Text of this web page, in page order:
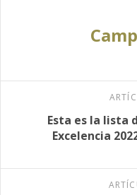
Esta es la lista
Excelencia